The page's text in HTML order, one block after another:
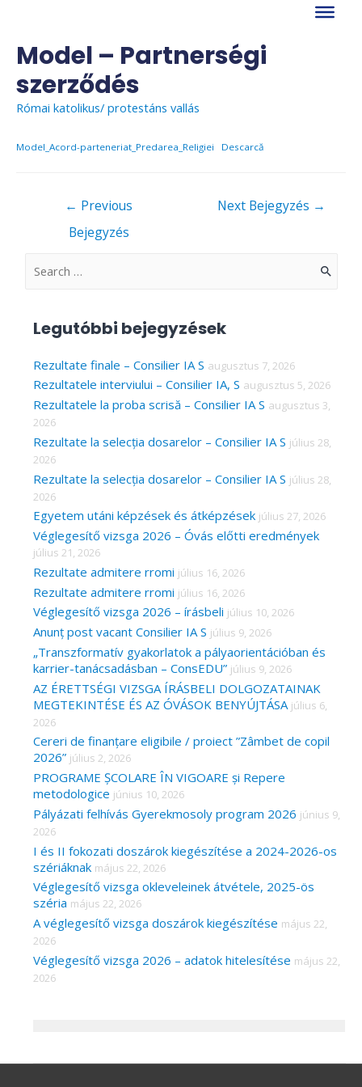
contentModel – Partnerségi
szerződés
Római katolikus/ protestáns vallás
Model_Acord-parteneriat_Predarea_Religiei Descarcă
← Previous
Bejegyzés
Next Bejegyzés →
S
c
h
f
r
:
Legutóbbi bejegyzések
Rezultate finale – Consilier IA S augusztus 7, 2026
Rezultatele interviului – Consilier IA, S augusztus 5, 2026
Rezultatele la proba scrisă – Consilier IA S augusztus 3,
2026
Rezultate la selecția dosarelor – Consilier IA S július 28,
2026
Rezultate la selecția dosarelor – Consilier IA S július 28,
2026
Egyetem utáni képzések és átképzések július 27, 2026
Véglegesítő vizsga 2026 – Óvás előtti eredmények
július 21, 2026
Rezultate admitere rromi július 16, 2026
Rezultate admitere rromi július 16, 2026
Véglegesítő vizsga 2026 – írásbeli július 10, 2026
Anunț post vacant Consilier IA S július 9, 2026
„Transzformatív gyakorlatok a pályaorientációban és
karrier-tanácsadásban – ConsEDU” július 9, 2026
AZ ÉRETTSÉGI VIZSGA ÍRÁSBELI DOLGOZATAINAK
MEGTEKINTÉSE ÉS AZ ÓVÁSOK BENYÚJTÁSA július 6,
2026
Cereri de finanțare eligibile / proiect ”Zâmbet de copil
2026” július 2, 2026
PROGRAME ȘCOLARE ÎN VIGOARE și Repere
metodologice június 10, 2026
Pályázati felhívás Gyerekmosoly program 2026 június 9,
2026
I és II fokozati doszárok kiegészítése a 2024-2026-os
szériáknak május 22, 2026
Véglegesítő vizsga okleveleinek átvétele, 2025-ös
széria május 22, 2026
A véglegesítő vizsga doszárok kiegészítése május 22,
2026
Véglegesítő vizsga 2026 – adatok hitelesítése május 22,
2026